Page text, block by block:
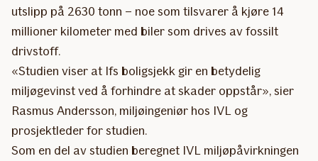
utslipp på 2630 tonn – noe som tilsvarer å kjøre 14
millioner kilometer med biler som drives av fossilt
drivstoff.
«Studien viser at Ifs boligsjekk gir en betydelig
miljøgevinst ved å forhindre at skader oppstår», sier
Rasmus Andersson, miljøingeniør hos IVL og
prosjektleder for studien.
Som en del av studien beregnet IVL miljøpåvirkningen